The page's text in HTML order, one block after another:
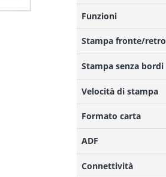
Funzioni
Stampa fronte/retro
Stampa senza bordi
Velocità di stampa
Formato carta
ADF
Connettività